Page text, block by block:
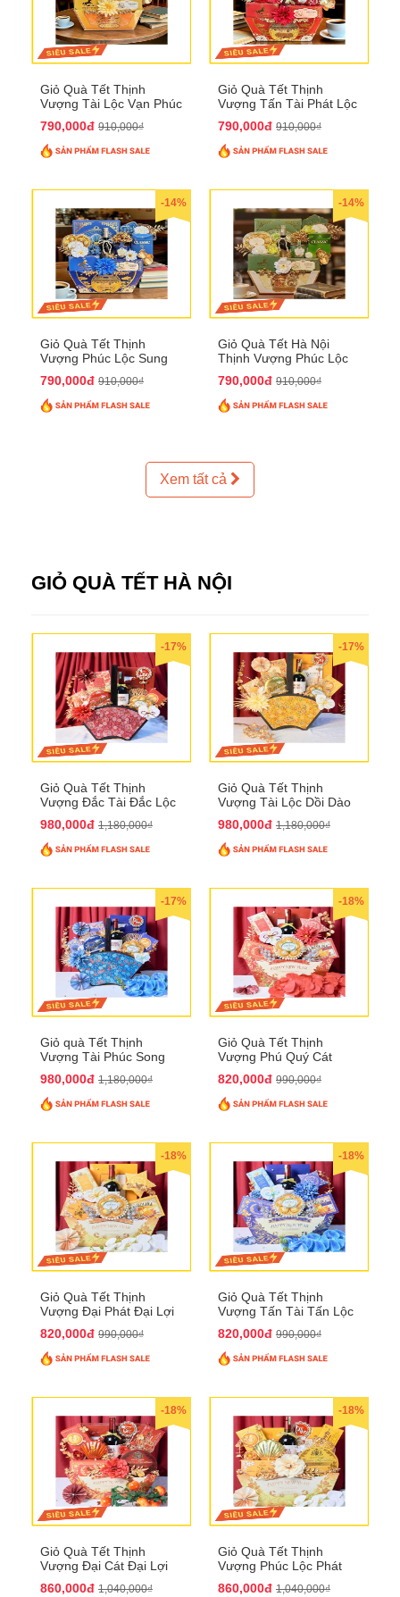
Giỏ Quà Tết Thịnh
Vượng Tài Lộc Vạn Phúc
790,000đ 910,000₫
Giỏ Quà Tết Thịnh
Vượng Tấn Tài Phát Lộc
790,000đ 910,000₫
-14%
Giỏ Quà Tết Thịnh
Vượng Phúc Lộc Sung
790,000đ 910,000₫
-14%
Giỏ Quà Tết Hà Nội
Thịnh Vượng Phúc Lộc
790,000đ 910,000₫
Xem tất cả
GIỎ QUÀ TẾT HÀ NỘI
-17%
Giỏ Quà Tết Thịnh
Vượng Đắc Tài Đắc Lộc
980,000đ 1,180,000₫
-17%
Giỏ Quà Tết Thịnh
Vượng Tài Lộc Dồi Dào
980,000đ 1,180,000₫
-17%
Giỏ quà Tết Thịnh
Vượng Tài Phúc Song
980,000đ 1,180,000₫
-18%
Giỏ Quà Tết Thịnh
Vượng Phú Quý Cát
820,000đ 990,000₫
-18%
Giỏ Quà Tết Thịnh
Vượng Đại Phát Đại Lợi
820,000đ 990,000₫
-18%
Giỏ Quà Tết Thịnh
Vượng Tấn Tài Tấn Lộc
820,000đ 990,000₫
-18%
Giỏ Quà Tết Thịnh
Vượng Đại Cát Đại Lợi
860,000đ 1,040,000₫
-18%
Giỏ Quà Tết Thịnh
Vượng Phúc Lộc Phát
860,000đ 1,040,000₫